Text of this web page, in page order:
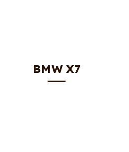
BMW X7